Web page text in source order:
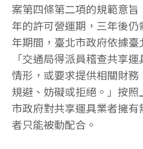
案第四條第二項的規範意
年的許可營運期，三年後
年期間，臺北市政府依據臺
「交通局得派員稽查共享
情形，或要求提供相關財
規避、妨礙或拒絕。」按
市政府對共享運具業者擁
者只能被動配合。